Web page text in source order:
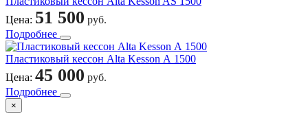
Цена: 51 500 руб.
Подробнее
Пластиковый кессон Alta Kesson А 1500
Цена: 45 000 руб.
Подробнее
×